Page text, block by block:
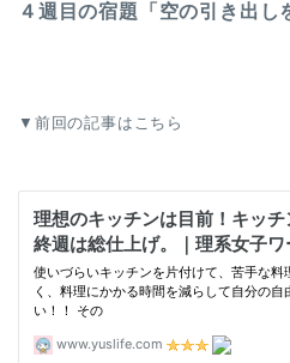
４週目の宿題「空の引き出し
▼前回の記事はこちら